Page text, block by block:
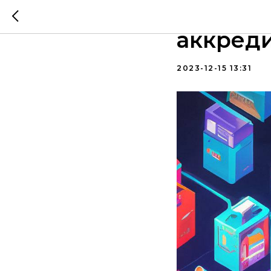
2023-12-15 13:31